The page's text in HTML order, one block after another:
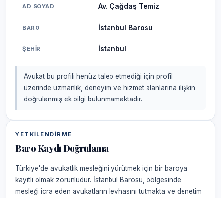
AD SOYAD Av. Çağdaş Temiz
BARO İstanbul Barosu
ŞEHIR İstanbul
Avukat bu profili henüz talep etmediği için profil
üzerinde uzmanlık, deneyim ve hizmet alanlarına ilişkin
doğrulanmış ek bilgi bulunmamaktadır.
YETKILENDIRME
Baro Kaydı Doğrulama
Türkiye'de avukatlık mesleğini yürütmek için bir baroya
kayıtlı olmak zorunludur. İstanbul Barosu, bölgesinde
mesleği icra eden avukatların levhasını tutmakta ve denetim